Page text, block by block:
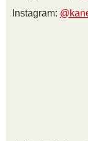
Instagram: